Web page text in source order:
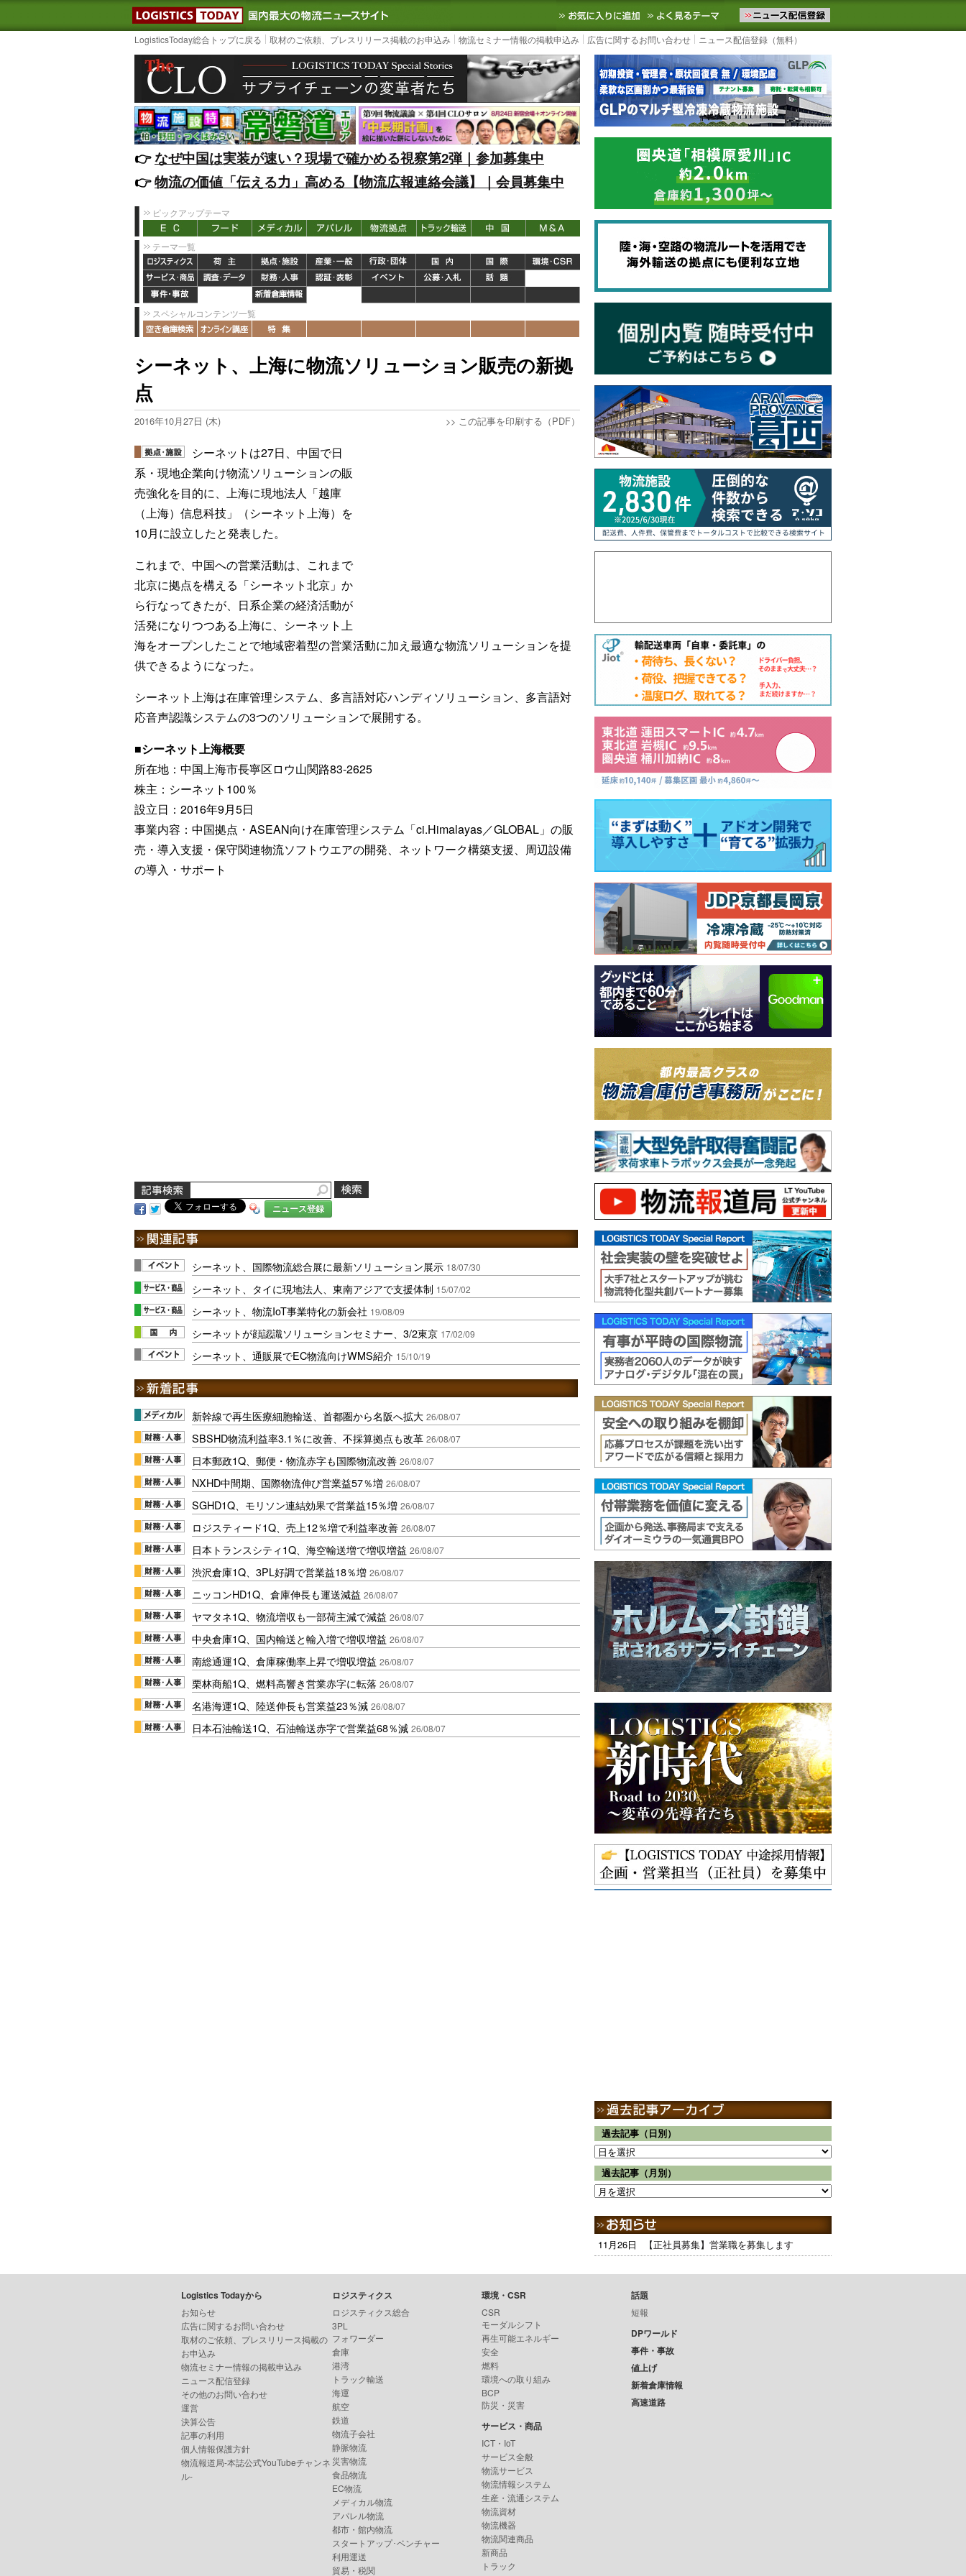
LOGISTICS TODAY｜国内最大の物流ニュースサイト3PL, SCMなど国内外の最新の物流ニュースをお届けします。物流ニュースメール配信を登録す
お気に入りに追加 よく見るテーマ
LogisticsToday総合トップに戻る 取材のご依頼、プレスリリース掲載のお申込み 物流セミナー情報の掲載申込み 広告に関するお問い合わせ ニュース配信登録（無料）
👉️なぜ中国は実装が速い？現場で確かめる視察第2弾｜参加募集中
👉️物流の価値「伝える力」高める【物流広報連絡会議】｜会員募集中
ピックアップテーマ
テーマ一覧
スペシャルコンテンツ一覧
シーネット、上海に物流ソリューション販売の新拠
点
2016年10月27日 (木) >> この記事を印刷する（PDF）
シーネットは27日、中国で日
系・現地企業向け物流ソリューションの販
売強化を目的に、上海に現地法人「越庫
（上海）信息科技」（シーネット上海）を
10月に設立したと発表した。
これまで、中国への営業活動は、これまで
北京に拠点を構える「シーネット北京」か
ら行なってきたが、日系企業の経済活動が
活発になりつつある上海に、シーネット上
海をオープンしたことで地域密着型の営業活動に加え最適な物流ソリューションを提
供できるようになった。
シーネット上海は在庫管理システム、多言語対応ハンディソリューション、多言語対
応音声認識システムの3つのソリューションで展開する。
■シーネット上海概要
所在地：中国上海市長寧区ロウ山関路83-2625
株主：シーネット100％
設立日：2016年9月5日
事業内容：中国拠点・ASEAN向け在庫管理システム「ci.Himalayas／GLOBAL」の販
売・導入支援・保守関連物流ソフトウエアの開発、ネットワーク構築支援、周辺設備
の導入・サポート
ニュース登録
シーネット、国際物流総合展に最新ソリューション展示 18/07/30
シーネット、タイに現地法人、東南アジアで支援体制 15/07/02
シーネット、物流IoT事業特化の新会社 19/08/09
シーネットが顔認識ソリューションセミナー、3/2東京 17/02/09
シーネット、通販展でEC物流向けWMS紹介 15/10/19
新幹線で再生医療細胞輸送、首都圏から名阪へ拡大 26/08/07
SBSHD物流利益率3.1％に改善、不採算拠点も改革 26/08/07
日本郵政1Q、郵便・物流赤字も国際物流改善 26/08/07
NXHD中間期、国際物流伸び営業益57％増 26/08/07
SGHD1Q、モリソン連結効果で営業益15％増 26/08/07
ロジスティード1Q、売上12％増で利益率改善 26/08/07
日本トランスシティ1Q、海空輸送増で増収増益 26/08/07
渋沢倉庫1Q、3PL好調で営業益18％増 26/08/07
ニッコンHD1Q、倉庫伸長も運送減益 26/08/07
ヤマタネ1Q、物流増収も一部荷主減で減益 26/08/07
中央倉庫1Q、国内輸送と輸入増で増収増益 26/08/07
南総通運1Q、倉庫稼働率上昇で増収増益 26/08/07
栗林商船1Q、燃料高響き営業赤字に転落 26/08/07
名港海運1Q、陸送伸長も営業益23％減 26/08/07
日本石油輸送1Q、石油輸送赤字で営業益68％減 26/08/07
過去記事（日別）
過去記事（月別）
11月26日 【正社員募集】営業職を募集します
Logistics Todayから
お知らせ
広告に関するお問い合わせ
取材のご依頼、プレスリリース掲載の
お申込み
物流セミナー情報の掲載申込み
ニュース配信登録
その他のお問い合わせ
運営
決算公告
記事の利用
個人情報保護方針
物流報道局-本誌公式YouTubeチャンネ
ル-
ロジスティクス
ロジスティクス総合
3PL
フォワーダー
倉庫
港湾
トラック輸送
海運
航空
鉄道
物流子会社
静脈物流
災害物流
食品物流
EC物流
メディカル物流
アパレル物流
都市・館内物流
スタートアップ･ベンチャー
利用運送
貿易・税関
環境・CSR
CSR
モーダルシフト
再生可能エネルギー
安全
燃料
環境への取り組み
BCP
防災・災害
サービス・商品
ICT・IoT
サービス全般
物流サービス
物流情報システム
生産・流通システム
物流資材
物流機器
物流関連商品
新商品
トラック
話題
短報
DPワールド
事件・事故
値上げ
新着倉庫情報
高速道路